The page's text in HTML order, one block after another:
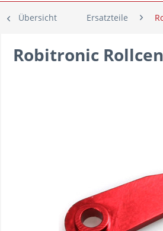
Übersicht Ersatzteile
Robitronic